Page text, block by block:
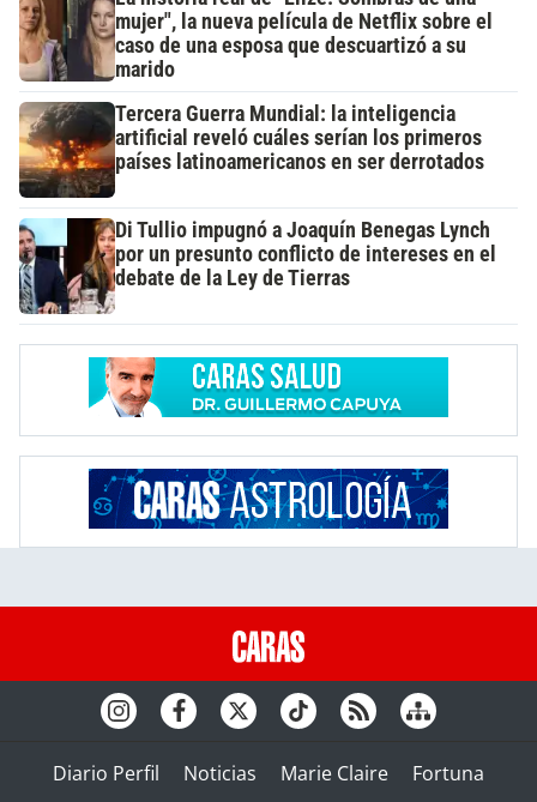
mujer", la nueva película de Netflix sobre el
caso de una esposa que descuartizó a su
marido
Tercera Guerra Mundial: la inteligencia
artificial reveló cuáles serían los primeros
países latinoamericanos en ser derrotados
Di Tullio impugnó a Joaquín Benegas Lynch
por un presunto conflicto de intereses en el
debate de la Ley de Tierras
Diario Perfil Noticias Marie Claire
Fortuna